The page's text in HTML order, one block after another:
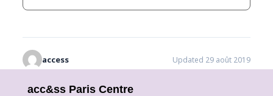
access Updated 29 août 2019
acc&ss Paris Centre